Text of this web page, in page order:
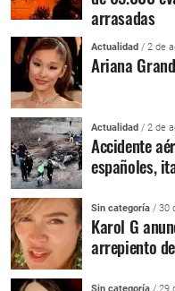
arrasadas
Actualidad / 2 de
Ariana
Actualidad / 2 de
Accidente
españoles,
Sin categoría / 30
Karol G
arrepiento